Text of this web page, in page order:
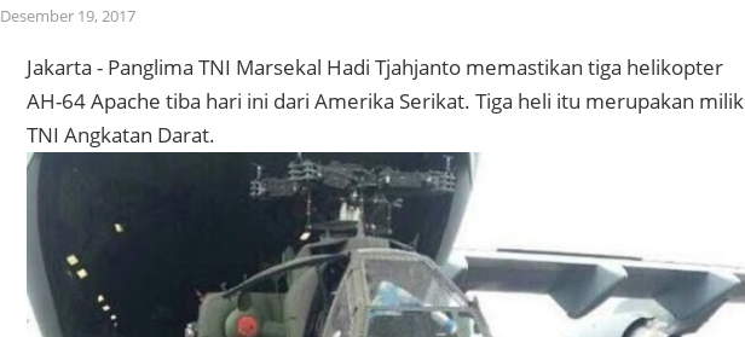
Desember 19, 2017
Jakarta - Panglima TNI Marsekal Hadi Tjahjanto memastikan tiga helikopter
AH-64 Apache tiba hari ini dari Amerika Serikat. Tiga heli itu merupakan milik
TNI Angkatan Darat.